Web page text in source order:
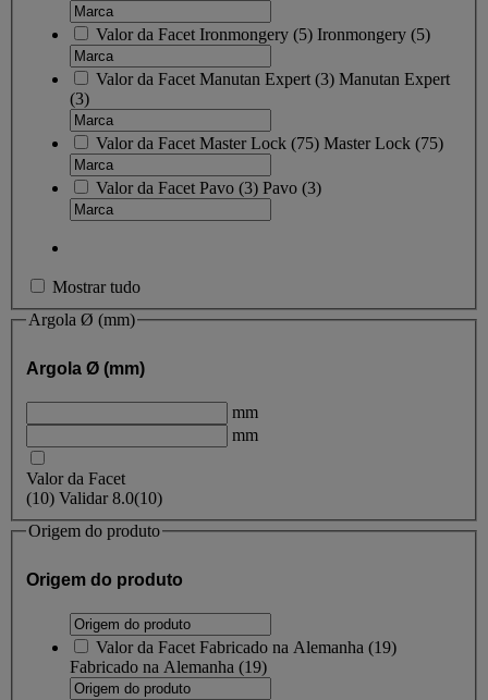
Valor da Facet Ironmongery (5) Ironmongery (5)
Valor da Facet Manutan Expert (3) Manutan Expert
(3)
Valor da Facet Master Lock (75) Master Lock (75)
Valor da Facet Pavo (3) Pavo (3)
Mostrar tudo
Argola Ø (mm)
Argola Ø (mm)
mm
mm
Valor da Facet
(10) Validar8.0(10)
Origem do produto
Origem do produto
Valor da Facet Fabricado na Alemanha (19)
Fabricado na Alemanha (19)